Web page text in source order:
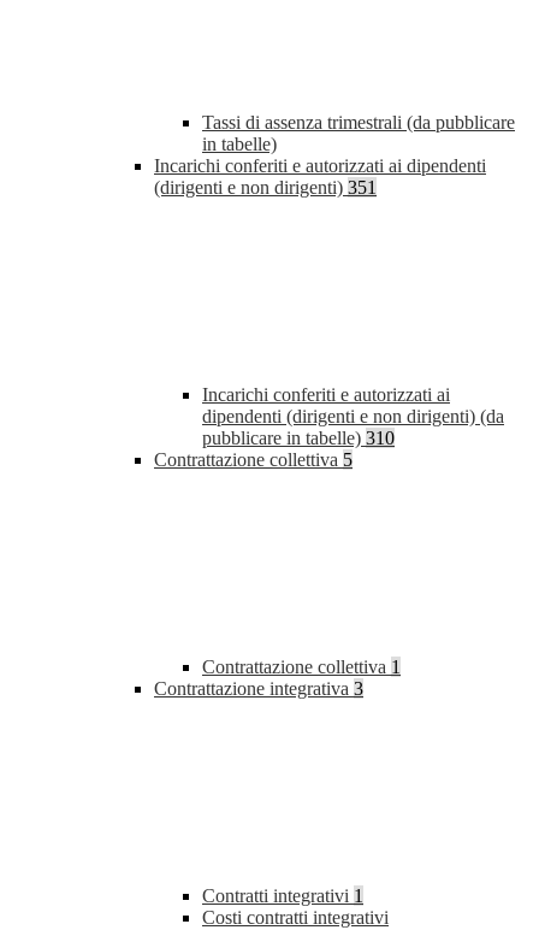
Tassi di assenza trimestrali (da pubblicare
in tabelle)
Incarichi conferiti e autorizzati ai dipendenti
(dirigenti e non dirigenti) 351
Incarichi conferiti e autorizzati ai
dipendenti (dirigenti e non dirigenti) (da
pubblicare in tabelle) 310
Contrattazione collettiva 5
Contrattazione collettiva 1
Contrattazione integrativa 3
Contratti integrativi 1
Costi contratti integrativi